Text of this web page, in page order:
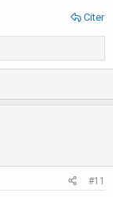
Citer
#11